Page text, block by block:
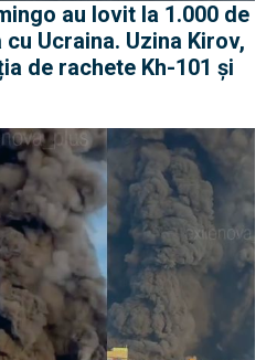
au lovit la 1.000 de
Ucraina. Uzina Kirov,
Kh-101 și